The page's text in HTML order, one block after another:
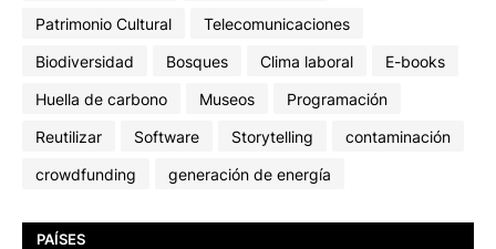
Patrimonio Cultural
Telecomunicaciones
Biodiversidad
Bosques Clima laboral
E-books
Huella de carbono
Museos
Programación
Reutilizar
Software Storytelling
contaminación
crowdfunding
generación de energía
PAÍSES